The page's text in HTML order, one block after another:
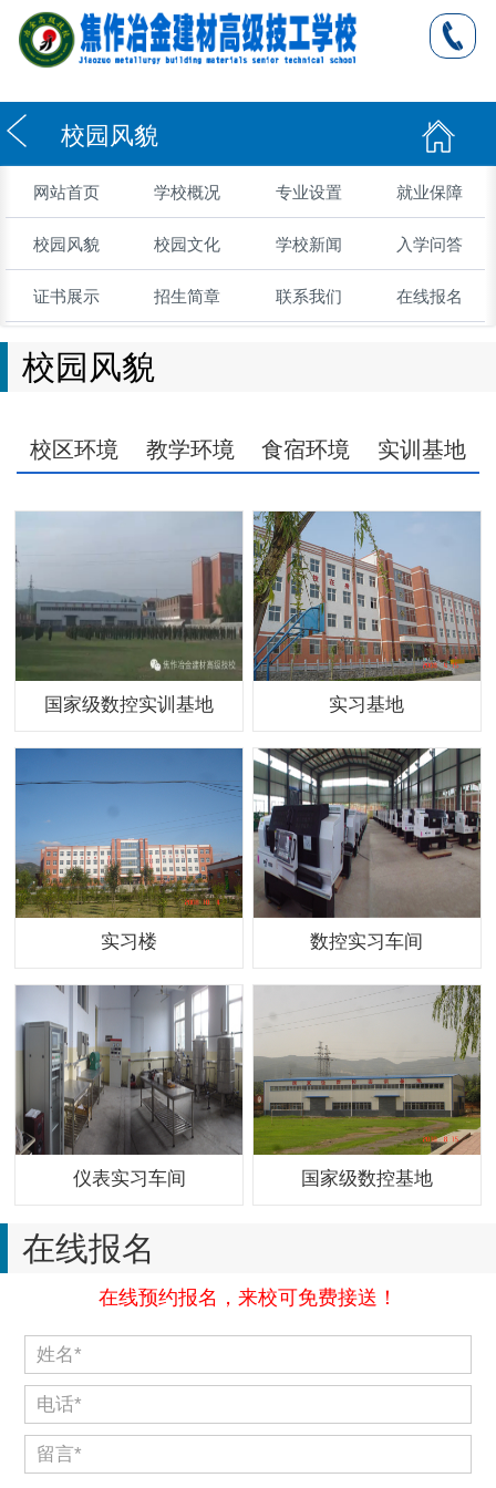
校园风貌
网站首页 学校概况 专业设置 就业保障
校园风貌 校园文化 学校新闻 入学问答
证书展示 招生简章 联系我们 在线报名
校园风貌
校区环境 教学环境 食宿环境 实训基地
国家级数控实训基地 实习基地
实习楼 数控实习车间
仪表实习车间 国家级数控基地
在线报名
在线预约报名，来校可免费接送！